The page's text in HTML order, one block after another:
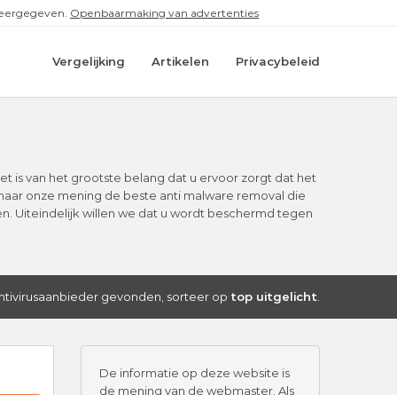
Openbaarmaking van advertenties
Vergelijking Artikelen Privacybeleid
is van het grootste belang dat u ervoor zorgt dat het
onze mening de beste anti malware removal die
Uiteindelijk willen we dat u wordt beschermd tegen
gevonden, sorteer op top uitgelicht.
De informatie op deze website is
de mening van de webmaster. Als